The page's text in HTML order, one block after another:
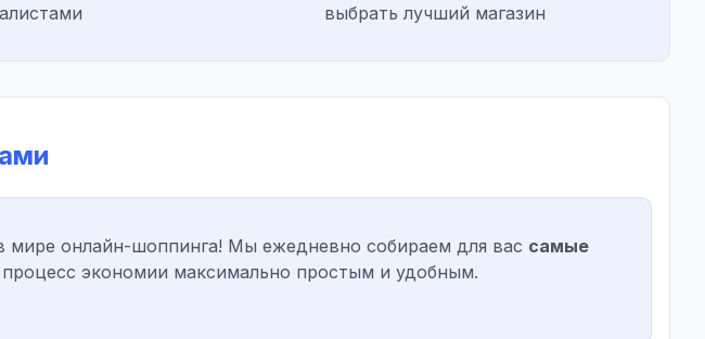
выбрать лучший магазин
онлайн-шоппинга! Мы ежедневно собираем для вас самые
экономии максимально простым и удобным.